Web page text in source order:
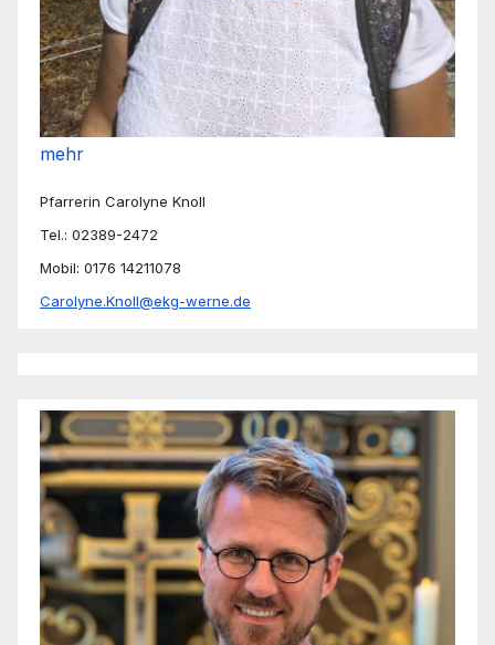
mehr
Pfarrerin Carolyne Knoll
Tel.: 02389-2472
Mobil: 0176 14211078
Carolyne.Knoll@ekg-werne.de